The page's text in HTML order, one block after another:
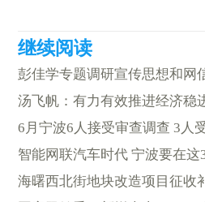
彭佳学专题调研宣传思想和网
汤飞帆：有力有效推进经济稳
6月宁波6人接受审查调查 3人
智能网联汽车时代 宁波要在这
海曙西北街地块改造项目征收